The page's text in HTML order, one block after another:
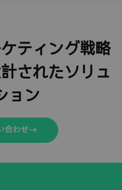
ティング戦略
されたソリュ
ョン
合わせ